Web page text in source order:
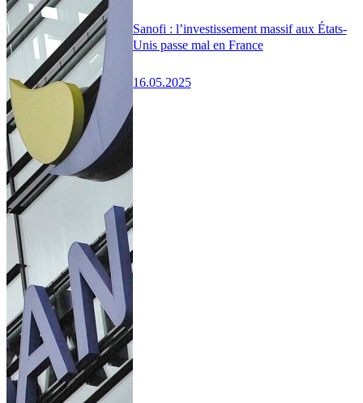
Sanofi : l’investissement massif aux États-
Unis passe mal en France
16.05.2025